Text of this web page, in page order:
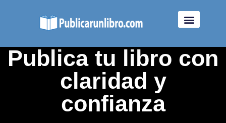
Publica tu libro con
claridad y
confianza